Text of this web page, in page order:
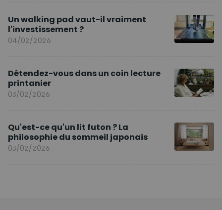
Un walking pad vaut-il vraiment
l'investissement ?
04/02/2026
Détendez-vous dans un coin lecture
printanier
03/02/2026
Qu'est-ce qu'un lit futon ? La
philosophie du sommeil japonais
03/02/2026